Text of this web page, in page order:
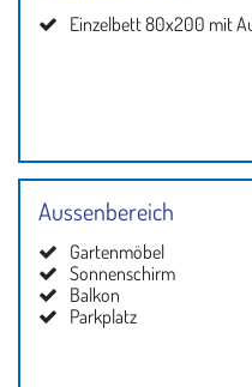
Einzelbett 80x200 mit
Aussenbereich
Gartenmöbel
Sonnenschirm
Balkon
Parkplatz